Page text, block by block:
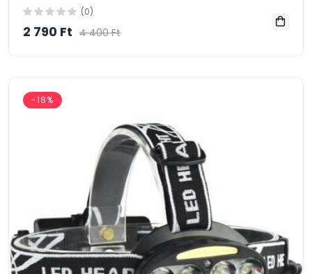
(0)
2 790 Ft 4 400 Ft
-18%